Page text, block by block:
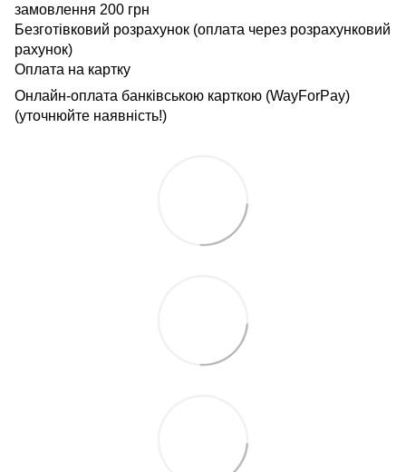
замовлення 200 грн
Безготівковий розрахунок (оплата через розрахунковий
рахунок)
Оплата на картку
Онлайн-оплата банківською карткою (WayForPay)
(уточнюйте наявність!)